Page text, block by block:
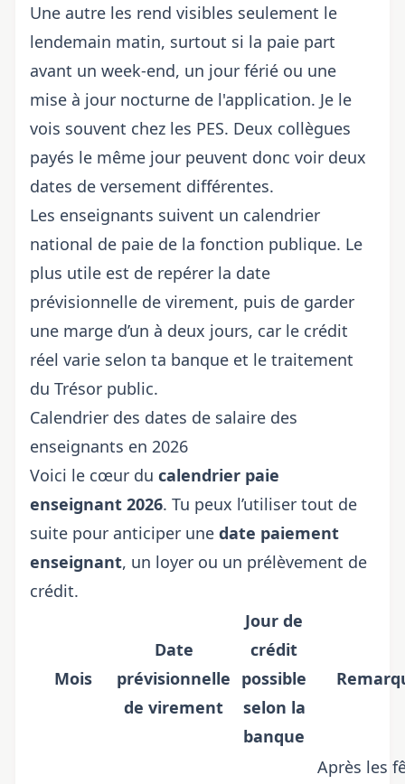
Une autre les rend visibles seulement le
lendemain matin, surtout si la paie part
avant un week-end, un jour férié ou une
mise à jour nocturne de l'application. Je le
vois souvent chez les PES. Deux collègues
payés le même jour peuvent donc voir deux
dates de versement différentes.
Les enseignants suivent un calendrier
national de paie de la fonction publique. Le
plus utile est de repérer la date
prévisionnelle de virement, puis de garder
une marge d’un à deux jours, car le crédit
réel varie selon ta banque et le traitement
du Trésor public.
Calendrier des dates de salaire des
enseignants en 2026
Voici le cœur du calendrier paie
enseignant 2026. Tu peux l’utiliser tout de
suite pour anticiper une date paiement
enseignant, un loyer ou un prélèvement de
crédit.
Mois
Date
prévisionnelle
de virement
Jour de
crédit
possible
selon la
banque
Après les